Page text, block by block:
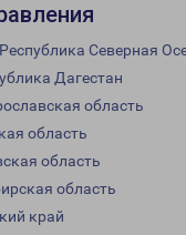
Северная
Дагестан
область
область
область
область
край